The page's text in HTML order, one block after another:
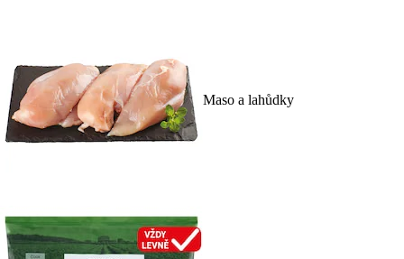
Maso a lahůdky